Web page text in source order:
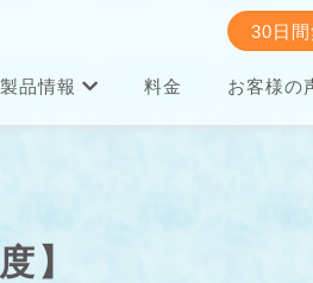
製品情報 料金 お客様の
30日
】